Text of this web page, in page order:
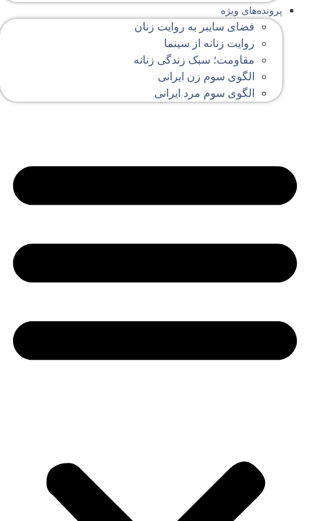
پرونده‌های ویژه
فضای سایبر به روایت زنان
روایت زنانه از سینما
مقاومت؛ سبک زندگی زنانه
الگوی سوم زن ایرانی
الگوی سوم مرد ایرانی